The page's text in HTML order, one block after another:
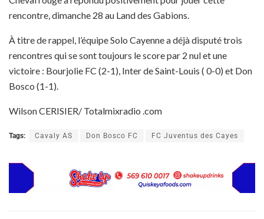
rencontre, dimanche 28 au Land des Gabions.
À titre de rappel, l’équipe Solo Cayenne a déjà disputé trois
rencontres qui se sont toujours le score par 2 nul et une
victoire : Bourjolie FC (2-1), Inter de Saint-Louis ( 0-0) et Don
Bosco (1-1).
Wilson CERISIER/ Totalmixradio .com
Tags: Cavaly AS Don Bosco FC FC Juventus des Cayes